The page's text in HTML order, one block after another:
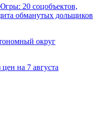
20 соцобъектов,
обманутых дольщиков
округ
на 7 августа